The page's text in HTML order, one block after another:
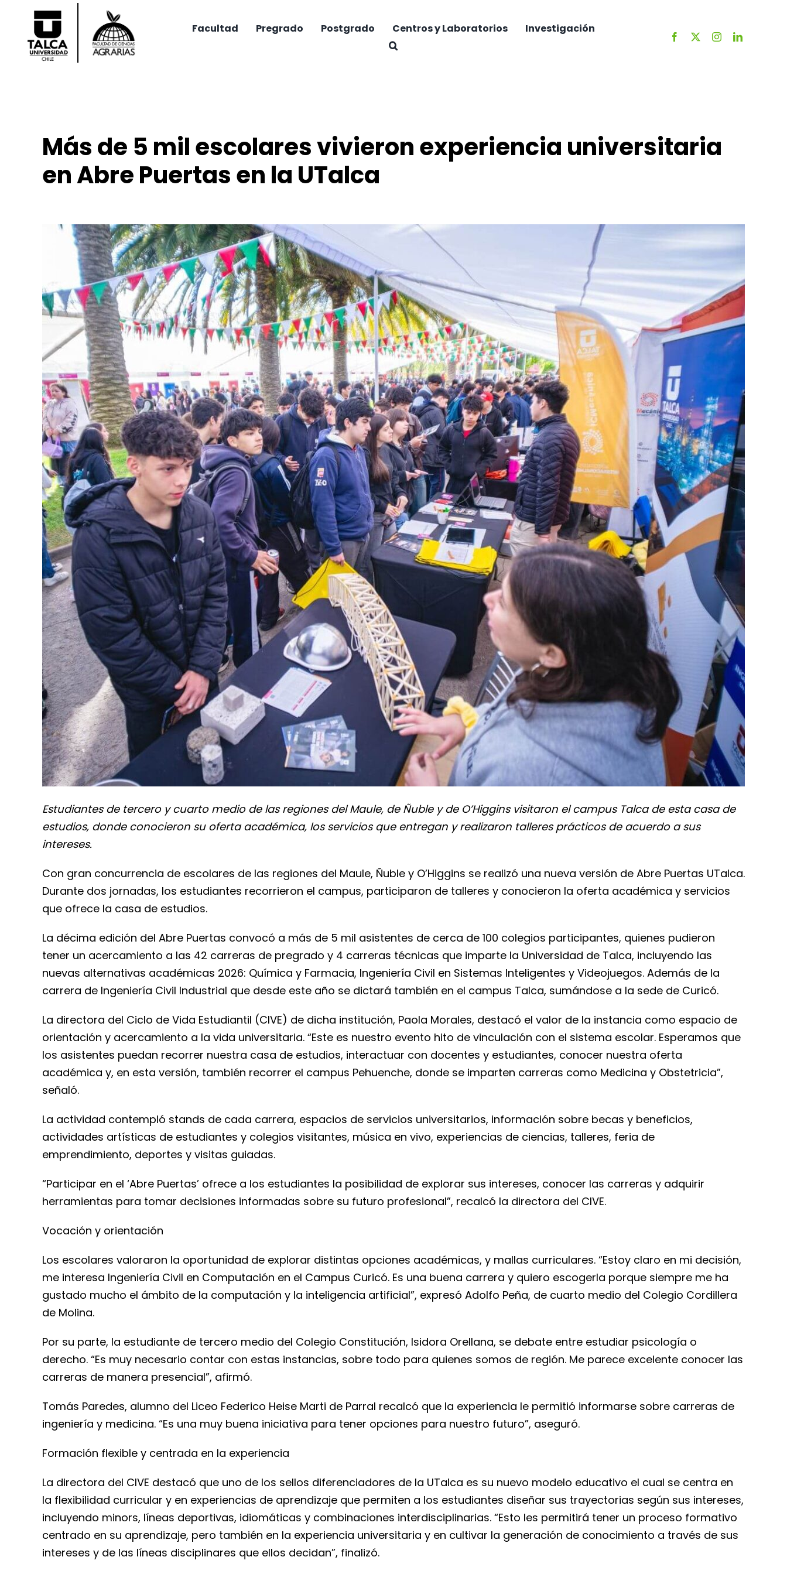
contenido
Facultad Pregrado Postgrado Centros y Laboratorios Investigación
Más de 5 mil escolares vivieron experiencia universitaria
en Abre Puertas en la UTalca
Estudiantes de tercero y cuarto medio de las regiones del Maule, de Ñuble y de O’Higgins visitaron el campus Talca de esta casa de
estudios, donde conocieron su oferta académica, los servicios que entregan y realizaron talleres prácticos de acuerdo a sus
intereses.
Con gran concurrencia de escolares de las regiones del Maule, Ñuble y O’Higgins se realizó una nueva versión de Abre Puertas UTalca.
Durante dos jornadas, los estudiantes recorrieron el campus, participaron de talleres y conocieron la oferta académica y servicios
que ofrece la casa de estudios.
La décima edición del Abre Puertas convocó a más de 5 mil asistentes de cerca de 100 colegios participantes, quienes pudieron
tener un acercamiento a las 42 carreras de pregrado y 4 carreras técnicas que imparte la Universidad de Talca, incluyendo las
nuevas alternativas académicas 2026: Química y Farmacia, Ingeniería Civil en Sistemas Inteligentes y Videojuegos. Además de la
carrera de Ingeniería Civil Industrial que desde este año se dictará también en el campus Talca, sumándose a la sede de Curicó.
La directora del Ciclo de Vida Estudiantil (CIVE) de dicha institución, Paola Morales, destacó el valor de la instancia como espacio de
orientación y acercamiento a la vida universitaria. “Este es nuestro evento hito de vinculación con el sistema escolar. Esperamos que
los asistentes puedan recorrer nuestra casa de estudios, interactuar con docentes y estudiantes, conocer nuestra oferta
académica y, en esta versión, también recorrer el campus Pehuenche, donde se imparten carreras como Medicina y Obstetricia”,
señaló.
La actividad contempló stands de cada carrera, espacios de servicios universitarios, información sobre becas y beneficios,
actividades artísticas de estudiantes y colegios visitantes, música en vivo, experiencias de ciencias, talleres, feria de
emprendimiento, deportes y visitas guiadas.
“Participar en el ‘Abre Puertas’ ofrece a los estudiantes la posibilidad de explorar sus intereses, conocer las carreras y adquirir
herramientas para tomar decisiones informadas sobre su futuro profesional”, recalcó la directora del CIVE.
Vocación y orientación
Los escolares valoraron la oportunidad de explorar distintas opciones académicas, y mallas curriculares. “Estoy claro en mi decisión,
me interesa Ingeniería Civil en Computación en el Campus Curicó. Es una buena carrera y quiero escogerla porque siempre me ha
gustado mucho el ámbito de la computación y la inteligencia artificial”, expresó Adolfo Peña, de cuarto medio del Colegio Cordillera
de Molina.
Por su parte, la estudiante de tercero medio del Colegio Constitución, Isidora Orellana, se debate entre estudiar psicología o
derecho. “Es muy necesario contar con estas instancias, sobre todo para quienes somos de región. Me parece excelente conocer las
carreras de manera presencial”, afirmó.
Tomás Paredes, alumno del Liceo Federico Heise Marti de Parral recalcó que la experiencia le permitió informarse sobre carreras de
ingeniería y medicina. “Es una muy buena iniciativa para tener opciones para nuestro futuro”, aseguró.
Formación flexible y centrada en la experiencia
La directora del CIVE destacó que uno de los sellos diferenciadores de la UTalca es su nuevo modelo educativo el cual se centra en
la flexibilidad curricular y en experiencias de aprendizaje que permiten a los estudiantes diseñar sus trayectorias según sus intereses,
incluyendo minors, líneas deportivas, idiomáticas y combinaciones interdisciplinarias. “Esto les permitirá tener un proceso formativo
centrado en su aprendizaje, pero también en la experiencia universitaria y en cultivar la generación de conocimiento a través de sus
intereses y de las líneas disciplinares que ellos decidan”, finalizó.